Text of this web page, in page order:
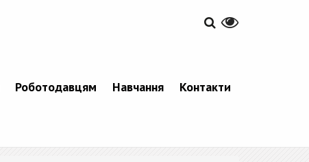
Роботодавцям Навчання Контакти